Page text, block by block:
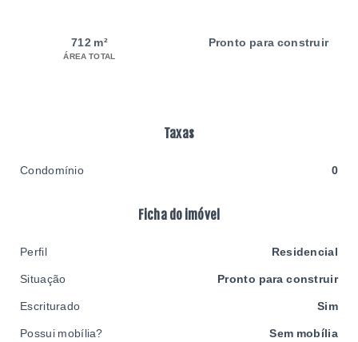
712 m²
ÁREA TOTAL
Pronto para construir
Taxas
Condomínio 0
Ficha do imóvel
Perfil Residencial
Situação Pronto para construir
Escriturado Sim
Possui mobília? Sem mobília